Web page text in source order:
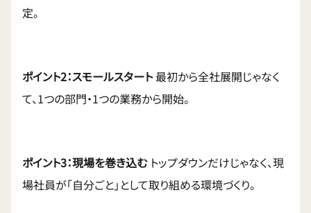
定。
ポイント2：スモールスタート最初から全社展開じゃなく
て、1つの部門・1つの業務から開始。
ポイント3：現場を巻き込むトップダウンだけじゃなく、現
場社員が「自分ごと」として取り組める環境づくり。